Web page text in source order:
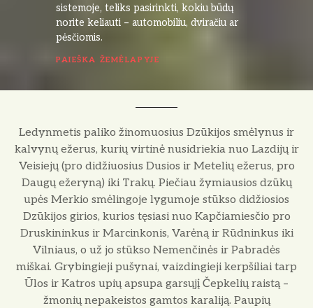
sistemoje, teliks pasirinkti, kokiu būdų
norite keliauti – automobiliu, dviračiu ar
pėsčiomis.
PAIEŠKA ŽEMĖLAPYJE
Ledynmetis paliko žinomuosius Dzūkijos smėlynus ir
kalvynų ežerus, kurių virtinė nusidriekia nuo Lazdijų ir
Veisiejų (pro didžiuosius Dusios ir Metelių ežerus, pro
Daugų ežeryną) iki Trakų. Piečiau žymiausios dzūkų
upės Merkio smėlingoje lygumoje stūkso didžiosios
Dzūkijos girios, kurios tęsiasi nuo Kapčiamiesčio pro
Druskininkus ir Marcinkonis, Varėną ir Rūdninkus iki
Vilniaus, o už jo stūkso Nemenčinės ir Pabradės
miškai. Grybingieji pušynai, vaizdingieji kerpšiliai tarp
Ūlos ir Katros upių apsupa garsųjį Čepkelių raistą –
žmonių nepakeistos gamtos karaliją. Paupių